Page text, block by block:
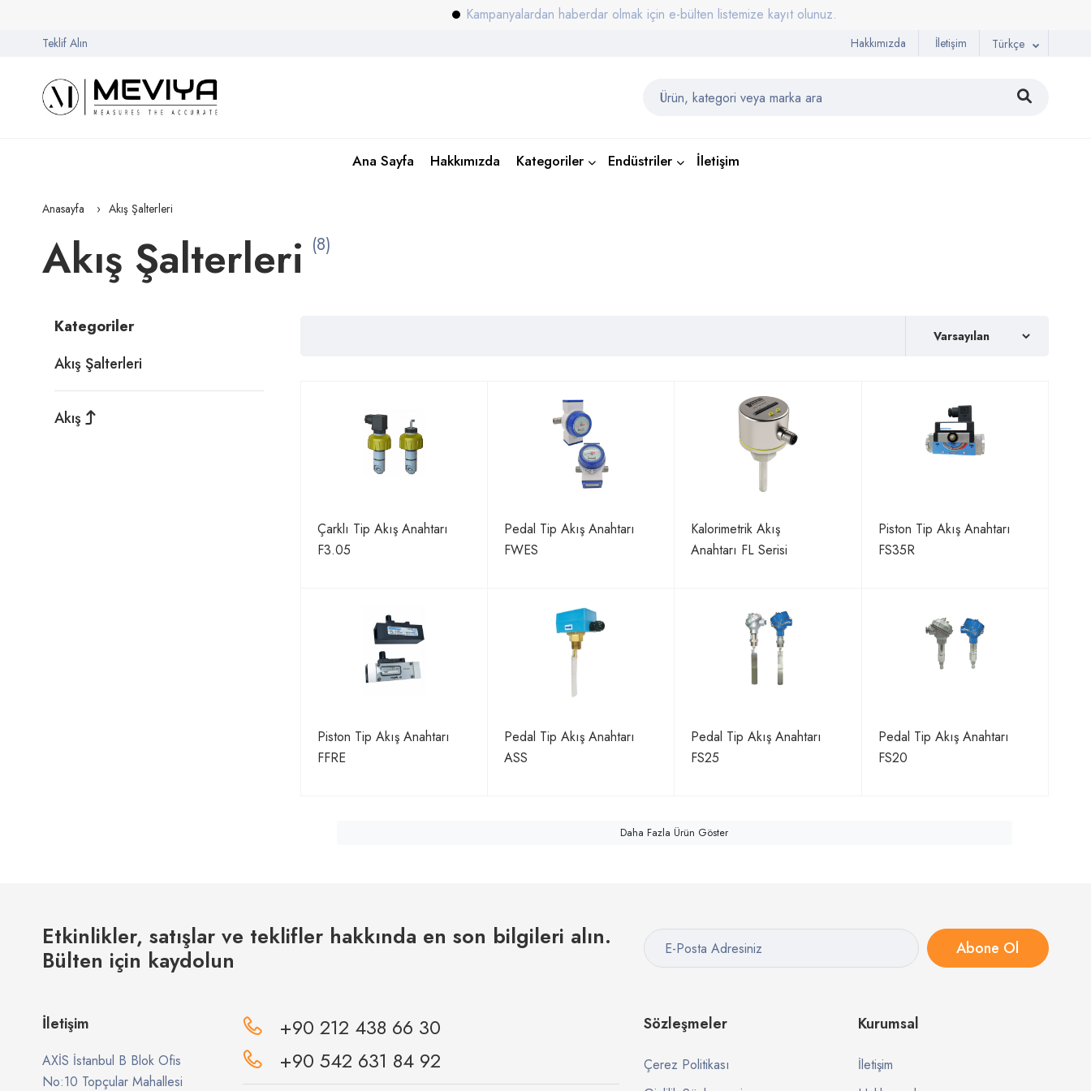
Kampanyalardan haberdar olmak için e-bülten listemize kayıt olunuz.
Teklif Alın Türkçe
Hakkımızda İletişim
Ana Sayfa Hakkımızda Kategoriler Endüstriler İletişim
Anasayfa Akış Şalterleri
Akış Şalterleri (8)
Çarklı Tip Akış Anahtarı
F3.05
Pedal Tip Akış Anahtarı
FWES
Kalorimetrik Akış
Anahtarı FL Serisi
Piston Tip Akış Anahtarı
FS35R
Piston Tip Akış Anahtarı
FFRE
Pedal Tip Akış Anahtarı
ASS
Pedal Tip Akış Anahtarı
FS25
Pedal Tip Akış Anahtarı
FS20
Daha Fazla Ürün Göster
Kategoriler
Akış Şalterleri
Akış
Etkinlikler, satışlar ve teklifler hakkında en son bilgileri alın.
Bülten için kaydolun
Abone Ol
İletişim
AXİS İstanbul B Blok Ofis
No:10 Topçular Mahallesi
+90 212 438 66 30
+90 542 631 84 92
Sözleşmeler
Çerez Politikası
Kurumsal
İletişim